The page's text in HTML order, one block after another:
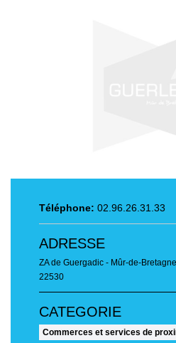
Téléphone: 02.96.26.31.33
ADRESSE
ZA de Guergadic - Mûr-de-Bretagne
22530
Commerces et services de